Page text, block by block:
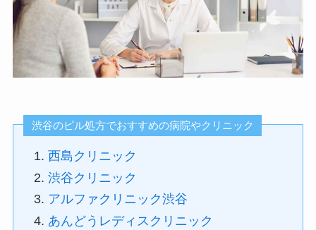
渋谷のピル処方でおすすめの病院やクリニック
西島クリニック
渋谷クリニック
アルファクリニック渋谷
あんどうレディスクリニック